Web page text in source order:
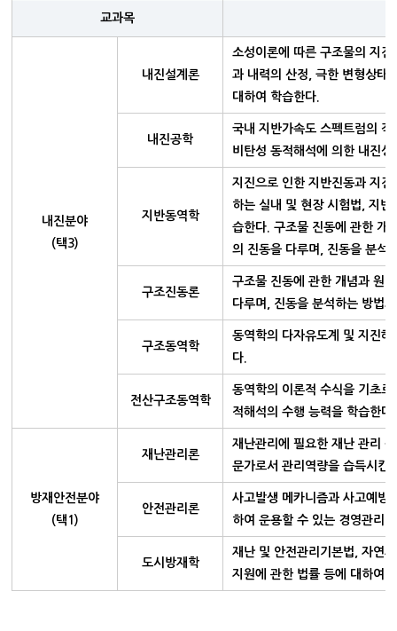
교과목
내진분야
(택3)
내진설계론
소성이론에 따른 구조물의 지
과 내력의 산정, 극한 변형상태
대하여 학습한다.
내진공학
국내 지반가속도 스펙트럼의
비탄성 동적해석에 의한 내진
지반동역학
지진으로 인한 지반진동과 지
하는 실내 및 현장 시험법, 지
습한다. 구조물 진동에 관한 개
의 진동을 다루며, 진동을 분석
구조진동론
구조물 진동에 관한 개념과 원
다루며, 진동을 분석하는 방법
구조동역학
동역학의 다자유도계 및 지진
다.
전산구조동역학
동역학의 이론적 수식을 기초
적해석의 수행 능력을 학습한다.
방재안전분야
(택1)
재난관리론
재난관리에 필요한 재난 관리
문가로서 관리역량을 습득시킨
안전관리론
사고발생 메카니즘과 사고예방
하여 운용할 수 있는 경영관리
도시방재학
재난 및 안전관리기본법, 자연
지원에 관한 법률 등에 대하여